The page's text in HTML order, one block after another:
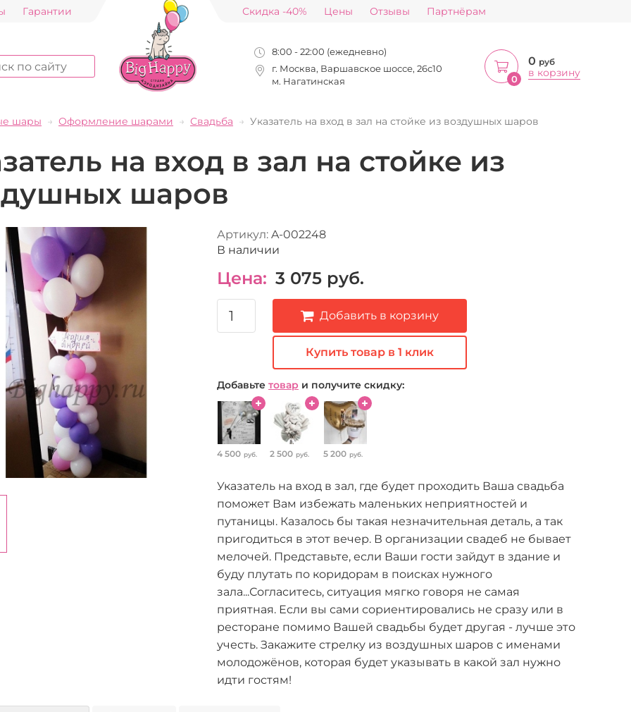
Гарантии Скидка -40% Цены Отзывы Партнёрам
8:00 - 22:00 (ежедневно)
г. Москва, Варшавское шоссе, 26с10
м. Нагатинская
0
0 руб
в корзину
шары Оформление шарами Свадьба Указатель на вход в зал на стойке из воздушных шаров
на вход в зал на стойке из
шаров
Артикул: A-002248
В наличии
Цена: 3 075 руб.
Добавить в корзину
Купить товар в 1 клик
Добавьте товар и получите скидку:
4 500 руб. 2 500 руб. 5 200 руб.
Указатель на вход в зал, где будет проходить Ваша свадьба
поможет Вам избежать маленьких неприятностей и
путаницы. Казалось бы такая незначительная деталь, а так
пригодиться в этот вечер. В организации свадеб не бывает
мелочей. Представьте, если Ваши гости зайдут в здание и
буду плутать по коридорам в поисках нужного
зала...Согласитесь, ситуация мягко говоря не самая
приятная. Если вы сами сориентировались не сразу или в
ресторане помимо Вашей свадьбы будет другая - лучше это
учесть. Закажите стрелку из воздушных шаров с именами
молодожёнов, которая будет указывать в какой зал нужно
идти гостям!